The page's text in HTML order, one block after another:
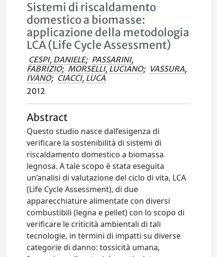
Sistemi di riscaldamento
domestico a biomasse:
applicazione della metodologia
LCA (Life Cycle Assessment)
CESPI, DANIELE; PASSARINI,
FABRIZIO; MORSELLI, LUCIANO; VASSURA,
IVANO; CIACCI, LUCA
2012
Abstract
Questo studio nasce dall’esigenza di
verificare la sostenibilità di sistemi di
riscaldamento domestico a biomassa
legnosa. A tale scopo è stata eseguita
un’analisi di valutazione del ciclo di vita, LCA
(Life Cycle Assessment), di due
apparecchiature alimentate con diversi
combustibili (legna e pellet) con lo scopo di
verificare le criticità ambientali di tali
tecnologie, in termini di impatti su diverse
categorie di danno: tossicità umana,